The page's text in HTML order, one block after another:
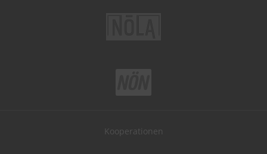
Kooperationen